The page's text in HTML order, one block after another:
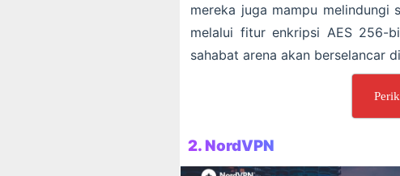
mereka juga mampu melindungi
melalui fitur enkripsi AES 256-
sahabat arena akan berselancar
2. NordVPN